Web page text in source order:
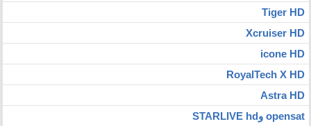
Tiger HD
Xcruiser HD
icone HD
RoyalTech X HD
Astra HD
opensat وSTARLIVE hd